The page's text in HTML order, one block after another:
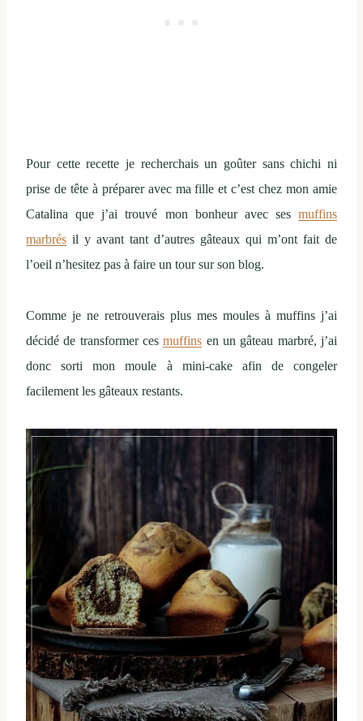
Pour cette recette je recherchais un goûter sans chichi ni
prise de tête à préparer avec ma fille et c’est chez mon amie
Catalina que j’ai trouvé mon bonheur avec ses muffins
marbrés il y avant tant d’autres gâteaux qui m’ont fait de
l’oeil n’hesitez pas à faire un tour sur son blog.
Comme je ne retrouverais plus mes moules à muffins j’ai
décidé de transformer cesmuffins en un gâteau marbré, j’ai
donc sorti mon moule à mini-cake afin de congeler
facilement les gâteaux restants.